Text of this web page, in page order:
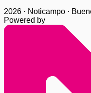
2026 · Noticampo ·
Powered by